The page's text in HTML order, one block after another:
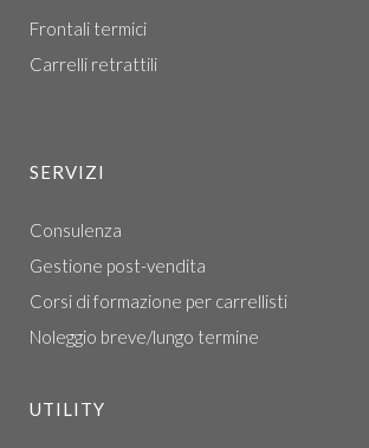
Frontali termici
Carrelli retrattili
SERVIZI
Consulenza
Gestione post-vendita
Corsi di formazione per carrellisti
Noleggio breve/lungo termine
UTILITY